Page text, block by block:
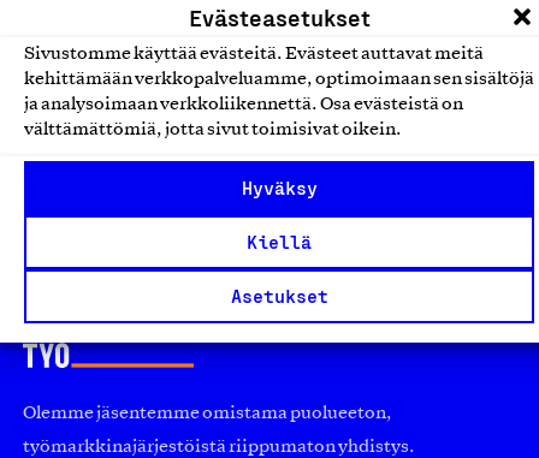
Evästeasetukset
Sivustomme käyttää evästeitä. Evästeet auttavat meitä
kehittämään verkkopalveluamme, optimoimaan sen sisältöjä
ja analysoimaan verkkoliikennettä. Osa evästeistä on
välttämättömiä, jotta sivut toimisivat oikein.
Hyväksy
Kiellä
Asetukset
Suomessa valmistetut tasselit
ja koristeet
Cora Garnet Collection, Tuote
Olemme jäsentemme omistama puolueeton,
työmarkkinajärjestöistä riippumaton yhdistys.